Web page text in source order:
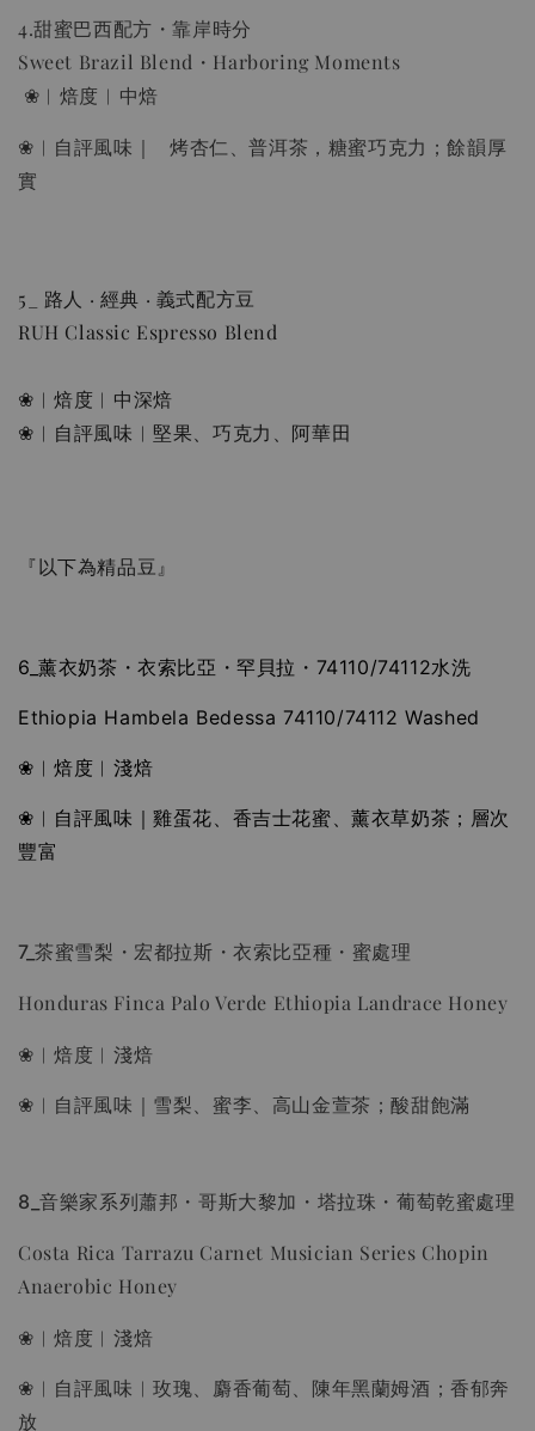
4.甜蜜巴西配方・靠岸時分
Sweet Brazil Blend・Harboring Moments
❀︱焙度︱中焙
❀︱自評風味｜ 烤杏仁、普洱茶，糖蜜巧克力；餘韻厚
實
5_ 路人 · 經典 · 義式配方豆
RUH Classic Espresso Blend
❀︱焙度︱中深焙
❀︱自評風味︱堅果、巧克力、阿華田
『以下為精品豆』
6_薰衣奶茶・衣索比亞・罕貝拉・74110/74112水洗
Ethiopia Hambela Bedessa 74110/74112 Washed
❀︱焙度︱淺焙
❀︱自評風味｜雞蛋花、香吉士花蜜、薰衣草奶茶；層次
豐富
7_茶蜜雪梨・宏都拉斯・衣索比亞種・蜜處理
Honduras Finca Palo Verde Ethiopia Landrace Honey
❀︱焙度︱淺焙
❀︱自評風味｜雪梨、蜜李、高山金萱茶；酸甜飽滿
8_音樂家系列蕭邦・哥斯大黎加・塔拉珠・葡萄乾蜜處理
Costa Rica Tarrazu Carnet Musician Series Chopin
Anaerobic Honey
❀︱焙度︱淺焙
❀︱自評風味︱玫瑰、麝香葡萄、陳年黑蘭姆酒；香郁奔
放